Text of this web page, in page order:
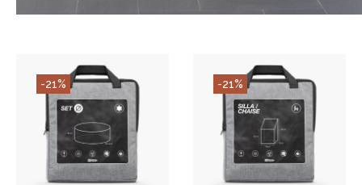
-21%
AGGIUNGI AL
CARRELLO
-21%
AGGIUNGI AL
CARRELLO